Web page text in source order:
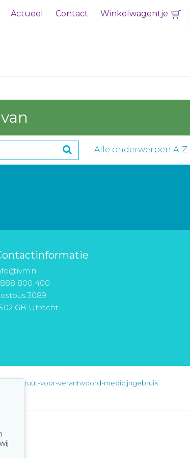
Actueel Contact Winkelwagentje
Alle onderwerpen A-Z
800 400
3089
GB Utrecht
instituut-voor-verantwoord-medicijngebruik